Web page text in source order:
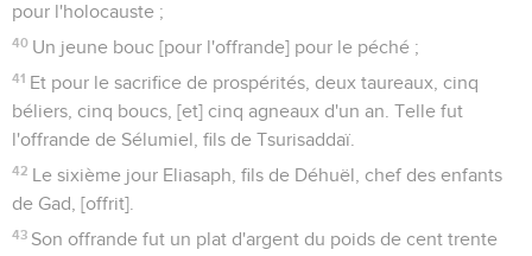
pour l'holocauste ;
40 Un jeune bouc [pour l'offrande] pour le péché ;
41 Et pour le sacrifice de prospérités, deux taureaux, cinq
béliers, cinq boucs, [et] cinq agneaux d'un an. Telle fut
l'offrande de Sélumiel, fils de Tsurisaddaï.
42 Le sixième jour Eliasaph, fils de Déhuël, chef des enfants
de Gad, [offrit].
43 Son offrande fut un plat d'argent du poids de cent trente